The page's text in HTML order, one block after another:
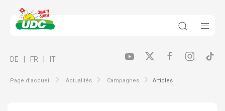
Page d’accueil Actualités Campagnes Articles
DE FR IT